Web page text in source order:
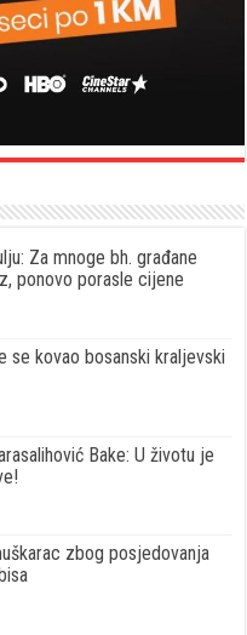
Za mnoge bh. građane
ponovo porasle cijene
se kovao bosanski kraljevski
Bake: U životu je
zbog posjedovanja